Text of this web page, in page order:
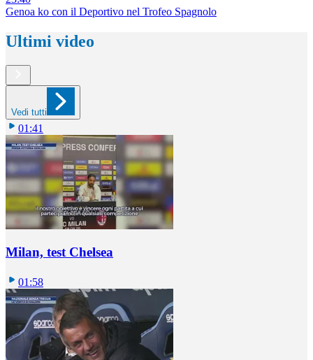
Genoa ko con il Deportivo nel Trofeo Spagnolo
Ultimi video
Vedi tutti
01:41
Milan, test Chelsea
01:58